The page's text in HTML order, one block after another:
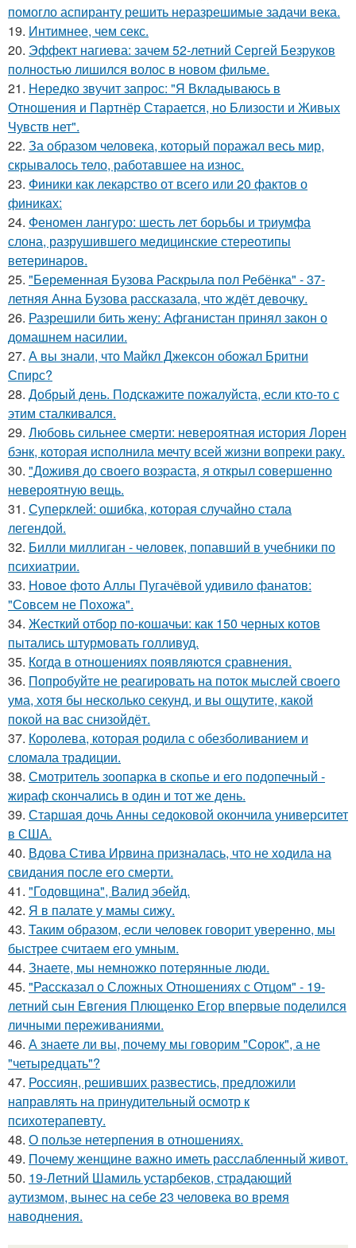
помогло аспиранту решить неразрешимые задачи века.
19. Интимнее, чем секс.
20. Эффект нагиева: зачем 52-летний Сергей Безруков
полностью лишился волос в новом фильме.
21. Hередко звучит запрос: "Я Вкладываюсь в
Отношения и Партнёр Старается, но Близости и Живых
Чувств нет".
22. За образом человека, который поражал весь мир,
скрывалось тело, работавшее на износ.
23. Финики как лекарство от всего или 20 фактов о
финикaх:
24. Феномен лангуро: шесть лет борьбы и триумфа
слона, разрушившего медицинские стереотипы
ветеринаров.
25. "Беременная Бузова Раскрыла пол Ребёнка" - 37-
летняя Анна Бузова рассказала, что ждёт девочку.
26. Разрешили бить жену: Афганистан принял закон о
домашнем насилии.
27. А вы знали, что Майкл Джексон обожал Бритни
Спирс?
28. Добрый день. Подскaжите пожалуйста, если кто-то с
этим сталкивался.
29. Любовь сильнее смерти: невероятная история Лорен
бэнк, которая исполнила мечту всей жизни вопреки раку.
30. "Доживя до своего возpаста, я открыл совершенно
невероятную вещь.
31. Суперклей: ошибка, которая случайно стала
легендой.
32. Билли миллиган - чeловек, попавший в учебники по
психиатрии.
33. Новое фото Аллы Пугачёвой удивило фанатов:
"Совсем не Похожа".
34. Жесткий отбор по-кошачьи: как 150 черных котов
пытались штурмовать голливуд.
35. Когда в отношениях появляются сравнения.
36. Попробуйте не реагировать на поток мыслей своего
ума, хотя бы несколько секунд, и вы ощутите, какой
покой на вас снизойдёт.
37. Королева, которая родила с обезболиванием и
сломала традиции.
38. Смотритель зоопарка в скопье и его подопечный -
жираф скончались в один и тот же день.
39. Старшая дочь Анны седоковой окончила университет
в США.
40. Вдова Стива Ирвина призналась, что не ходила на
свидания после его смерти.
41. "Годовщина", Валид эбейд.
42. Я в палате у мамы сижу.
43. Таким образом, если человек говорит уверенно, мы
быстрее считаем его умным.
44. Знаете, мы немножко потерянные люди.
45. "Рассказал о Сложных Отношениях с Отцом" - 19-
летний сын Евгения Плющенко Егор впервые поделился
личными переживаниями.
46. А знаете ли вы, почему мы говорим "Сорок", а не
"четыредцать"?
47. Россиян, решивших развестись, предложили
направлять на принудительный осмотр к
психотерапевту.
48. О пользе нетерпения в отношениях.
49. Почему женщине важно иметь расслабленный живот.
50. 19-Летний Шамиль устарбеков, страдающий
аутизмом, вынес на себе 23 человека во время
наводнения.